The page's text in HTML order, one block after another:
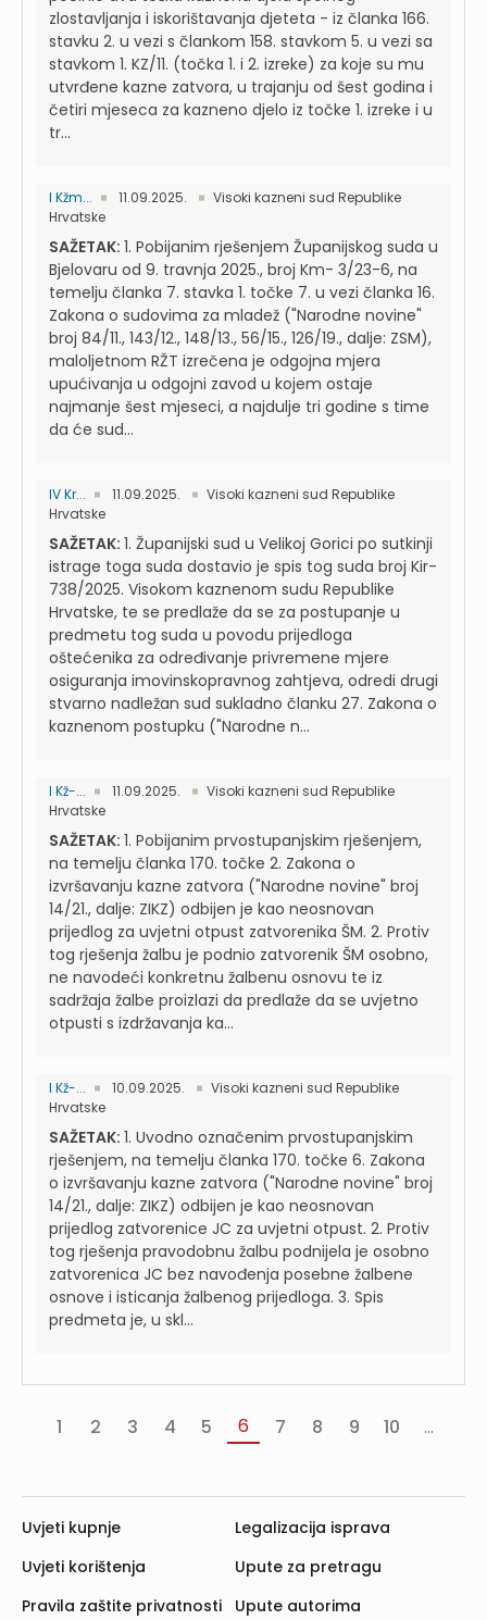
zlostavljanja i iskorištavanja djeteta - iz članka 166.
stavku 2. u vezi s člankom 158. stavkom 5. u vezi sa
stavkom 1. KZ/11. (točka 1. i 2. izreke) za koje su mu
utvrđene kazne zatvora, u trajanju od šest godina i
četiri mjeseca za kazneno djelo iz točke 1. izreke i u
tr...
I Kžm... 11.09.2025.
Visoki kazneni sud Republike
Hrvatske
SAŽETAK: 1. Pobijanim rješenjem Županijskog suda u
Bjelovaru od 9. travnja 2025., broj Km- 3/23-6, na
temelju članka 7. stavka 1. točke 7. u vezi članka 16.
Zakona o sudovima za mladež ("Narodne novine"
broj 84/11., 143/12., 148/13., 56/15., 126/19., dalje: ZSM),
maloljetnom RŽT izrečena je odgojna mjera
upućivanja u odgojni zavod u kojem ostaje
najmanje šest mjeseci, a najdulje tri godine s time
da će sud...
IV Kr... 11.09.2025.
Visoki kazneni sud Republike
Hrvatske
SAŽETAK: 1. Županijski sud u Velikoj Gorici po sutkinji
istrage toga suda dostavio je spis tog suda broj Kir-
738/2025. Visokom kaznenom sudu Republike
Hrvatske, te se predlaže da se za postupanje u
predmetu tog suda u povodu prijedloga
oštećenika za određivanje privremene mjere
osiguranja imovinskopravnog zahtjeva, odredi drugi
stvarno nadležan sud sukladno članku 27. Zakona o
kaznenom postupku ("Narodne n...
I Kž-... 11.09.2025.
Visoki kazneni sud Republike
Hrvatske
SAŽETAK: 1. Pobijanim prvostupanjskim rješenjem,
na temelju članka 170. točke 2. Zakona o
izvršavanju kazne zatvora ("Narodne novine" broj
14/21., dalje: ZIKZ) odbijen je kao neosnovan
prijedlog za uvjetni otpust zatvorenika ŠM. 2. Protiv
tog rješenja žalbu je podnio zatvorenik ŠM osobno,
ne navodeći konkretnu žalbenu osnovu te iz
sadržaja žalbe proizlazi da predlaže da se uvjetno
otpusti s izdržavanja ka...
I Kž-... 10.09.2025.
Visoki kazneni sud Republike
Hrvatske
SAŽETAK: 1. Uvodno označenim prvostupanjskim
rješenjem, na temelju članka 170. točke 6. Zakona
o izvršavanju kazne zatvora ("Narodne novine" broj
14/21., dalje: ZIKZ) odbijen je kao neosnovan
prijedlog zatvorenice JC za uvjetni otpust. 2. Protiv
tog rješenja pravodobnu žalbu podnijela je osobno
zatvorenica JC bez navođenja posebne žalbene
osnove i isticanja žalbenog prijedloga. 3. Spis
predmeta je, u skl...
1 2 3 4 5 6 7 8 9 10 ...
Uvjeti kupnje
Uvjeti korištenja
Pravila zaštite privatnosti
Legalizacija isprava
Upute za pretragu
Upute autorima